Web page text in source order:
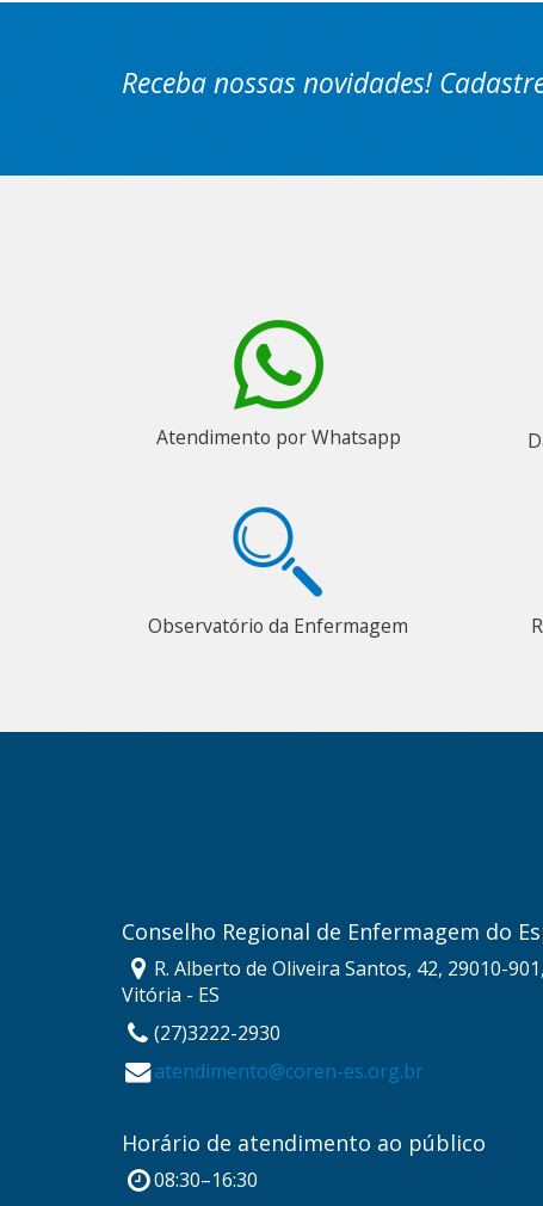
Receba nossas novidades!
Atendimento por Whatsapp
Observatório da Enfermagem
Conselho Regional de Enfermagem do
R. Alberto de Oliveira Santos, 42, 29010-
Vitória - ES
(27)3222-2930
atendimento@coren-es.org.br
Horário de atendimento ao público
08:30–16:30